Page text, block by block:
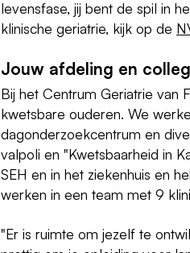
levensfase, jij bent de spil in
klinische geriatrie, kijk op de
Jouw afdeling en
Bij het Centrum Geriatrie van
kwetsbare ouderen. We
dagonderzoekcentrum en
valpoli en "Kwetsbaarheid in
SEH en in het ziekenhuis en
werken in een team met 9
"Er is ruimte om jezelf te